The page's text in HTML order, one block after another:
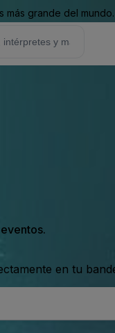
grande del
en tu